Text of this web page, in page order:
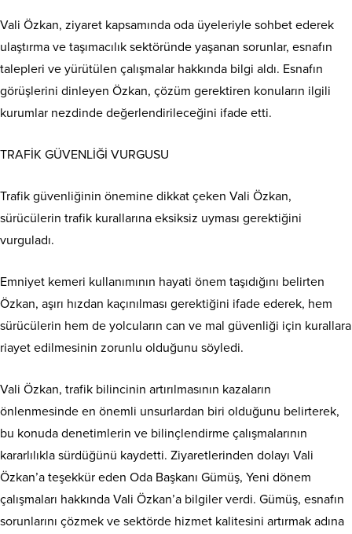
Vali Özkan, ziyaret kapsamında oda üyeleriyle sohbet ederek
ulaştırma ve taşımacılık sektöründe yaşanan sorunlar, esnafın
talepleri ve yürütülen çalışmalar hakkında bilgi aldı. Esnafın
görüşlerini dinleyen Özkan, çözüm gerektiren konuların ilgili
kurumlar nezdinde değerlendirileceğini ifade etti.
TRAFİK GÜVENLİĞİ VURGUSU
Trafik güvenliğinin önemine dikkat çeken Vali Özkan,
sürücülerin trafik kurallarına eksiksiz uyması gerektiğini
vurguladı.
Emniyet kemeri kullanımının hayati önem taşıdığını belirten
Özkan, aşırı hızdan kaçınılması gerektiğini ifade ederek, hem
sürücülerin hem de yolcuların can ve mal güvenliği için kurallara
riayet edilmesinin zorunlu olduğunu söyledi.
Vali Özkan, trafik bilincinin artırılmasının kazaların
önlenmesinde en önemli unsurlardan biri olduğunu belirterek,
bu konuda denetimlerin ve bilinçlendirme çalışmalarının
kararlılıkla sürdüğünü kaydetti. Ziyaretlerinden dolayı Vali
Özkan’a teşekkür eden Oda Başkanı Gümüş, Yeni dönem
çalışmaları hakkında Vali Özkan’a bilgiler verdi. Gümüş, esnafın
sorunlarını çözmek ve sektörde hizmet kalitesini artırmak adına